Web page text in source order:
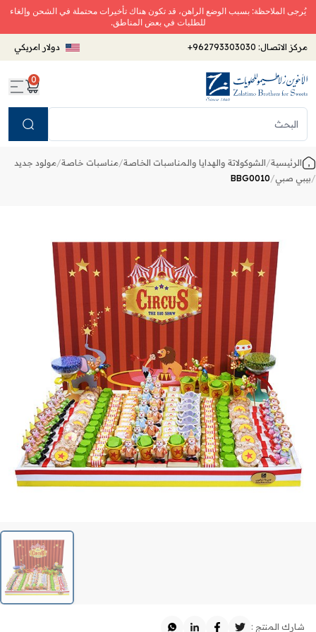
يُرجى الملاحظة: بسبب الوضع الراهن، قد تكون هناك تأخيرات محتملة في الشحن وإلغاء
للطلبات في بعض المناطق.
مركز الاتصال: +962793303030 دولار امريكي
0
الرئيسية/الشوكولاتة والهدايا والمناسبات الخاصة/مناسبات خاصة/مولود جديد
/بيبي صبي/
BBG0010
شارك المنتج :